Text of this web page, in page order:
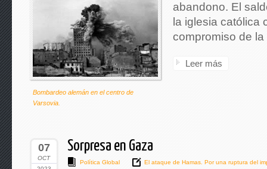
Bombardeo alemán en el centro de
Varsovia.
abandono. El
la iglesia católica
compromiso de
Leer más
07
OCT
Sorpresa en Gaza
Política Global El ataque de Hamas. Por una ruptura del